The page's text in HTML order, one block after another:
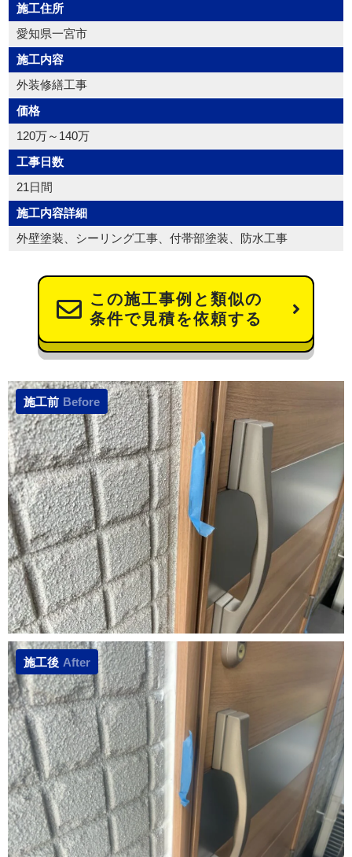
施工住所
愛知県一宮市
施工内容
外装修繕工事
価格
120万～140万
工事日数
21日間
施工内容詳細
外壁塗装、シーリング工事、付帯部塗装、防水工事
この施工事例と類似の
条件で見積を依頼する
施工前 Before
施工後 After